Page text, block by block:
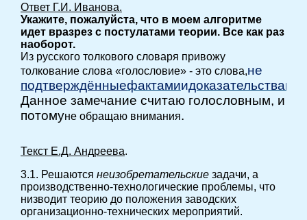
Ответ Г.И. Иванова.
Укажите, пожалуйста, что в моем алгоритме
идет вразрез с постулатами теории. Все как раз
наоборот.
Из русского толкового словаря привожу
толкование слова «голословие» - это слова,не
подтверждённыефактамиидоказательствами
Данное замечание считаю голословным, и
потомуне обращаю внимания.
Текст Е.Д. Андреева.
3.1. Решаются неизобретательские задачи, а
производственно-технологические проблемы, что
низводит теорию до положения заводских
организационно-технических мероприятий.